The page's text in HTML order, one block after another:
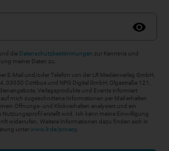
und die Datenschutzbestimmungen zur Kenntnis und
meiner Daten zu.
E-Mail und/oder Telefon von der LR Medienverlag GmbH,
03050 Cottbus und NPG Digital GmbH, Olgastraße 121,
Verlagsprodukte und Events informiert
mich zugeschnittene Informationen per Mail erhalten
mein Öffnungs- und Klickverhalten analysiert und ein
Nutzungsprofil erstellt wird. Ich kann meine Einwilligung
widerrufen. Weitere Informationen dazu finden sich in
unterwww.lr.de/privacy